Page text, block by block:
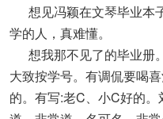
想见冯颖在文琴毕业本
学的人，真难懂。
想我那不见了的毕业册
大致按学号。有调侃要喝
的。有写:老C、小C好的